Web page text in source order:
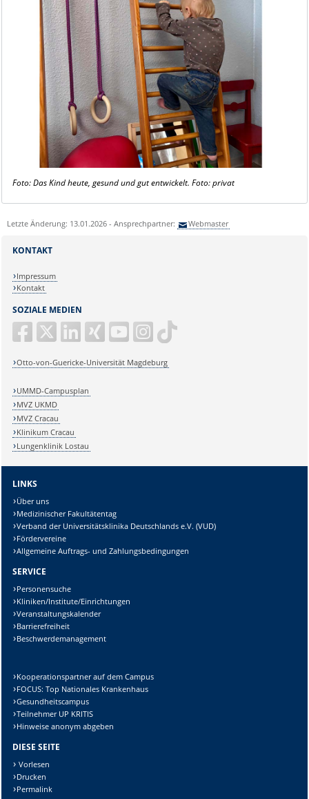
Foto: Das Kind heute, gesund und gut entwickelt. Foto: privat
Letzte Änderung: 13.01.2026 - Ansprechpartner: Webmaster
SOZIALE MEDIEN
Otto-von-Guericke-Universität Magdeburg
KONTAKT
Impressum
Kontakt
UMMD-Campusplan
MVZ UKMD
MVZ Cracau
Klinikum Cracau
Lungenklinik Lostau
LINKS
Über uns
Medizinischer Fakultätentag
Verband der Universitätsklinika Deutschlands e.V. (VUD)
Fördervereine
Allgemeine Auftrags- und Zahlungsbedingungen
SERVICE
Personensuche
Kliniken/Institute/Einrichtungen
Veranstaltungskalender
Barrierefreiheit
Beschwerdemanagement
Kooperationspartner auf dem Campus
FOCUS: Top Nationales Krankenhaus
Gesundheitscampus
Teilnehmer UP KRITIS
Hinweise anonym abgeben
DIESE SEITE
Vorlesen
Drucken
Permalink